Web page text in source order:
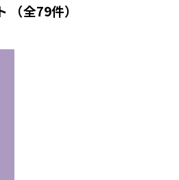
（全79件）